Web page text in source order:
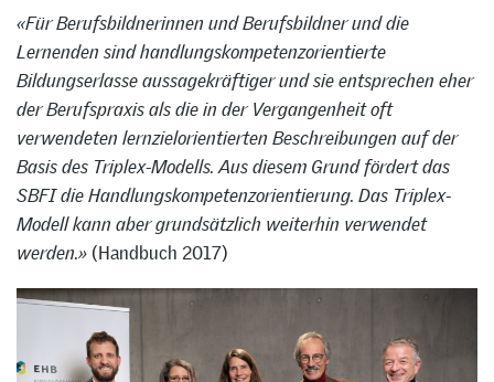
«Für Berufsbildnerinnen und Berufsbildner und die
Lernenden sind handlungskompetenzorientierte
Bildungserlasse aussagekräftiger und sie entsprechen eher
der Berufspraxis als die in der Vergangenheit oft
verwendeten lernzielorientierten Beschreibungen auf der
Basis des Triplex-Modells. Aus diesem Grund fördert das
SBFI die Handlungskompetenzorientierung. Das Triplex-
Modell kann aber grundsätzlich weiterhin verwendet
werden.» (Handbuch 2017)